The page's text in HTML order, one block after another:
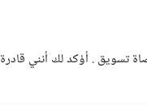
تسويق . أؤكد لك أنني